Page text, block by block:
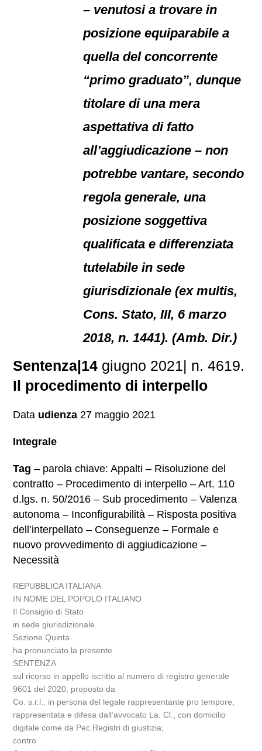
– venutosi a trovare in
posizione equiparabile a
quella del concorrente
“primo graduato”, dunque
titolare di una mera
aspettativa di fatto
all’aggiudicazione – non
potrebbe vantare, secondo
regola generale, una
posizione soggettiva
qualificata e differenziata
tutelabile in sede
giurisdizionale (ex multis,
Cons. Stato, III, 6 marzo
2018, n. 1441). (Amb. Dir.)
Sentenza|14 giugno 2021| n. 4619.
Il procedimento di interpello
Data udienza 27 maggio 2021
Integrale
Tag – parola chiave: Appalti – Risoluzione del
contratto – Procedimento di interpello – Art. 110
d.lgs. n. 50/2016 – Sub procedimento – Valenza
autonoma – Inconfigurabilità – Risposta positiva
dell’interpellato – Conseguenze – Formale e
nuovo provvedimento di aggiudicazione –
Necessità
REPUBBLICA ITALIANA
IN NOME DEL POPOLO ITALIANO
Il Consiglio di Stato
in sede giurisdizionale
Sezione Quinta
ha pronunciato la presente
SENTENZA
sul ricorso in appello iscritto al numero di registro generale
9601 del 2020, proposto da
Co. s.r.l., in persona del legale rappresentante pro tempore,
rappresentata e difesa dall’avvocato La. Cl., con domicilio
digitale come da Pec Registri di giustizia;
contro